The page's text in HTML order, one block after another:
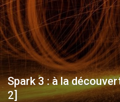
Spark 3 : à la
2]